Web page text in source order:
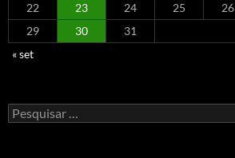
22
23 24 25 26
29
30
31
« set
Pesquisar
por: